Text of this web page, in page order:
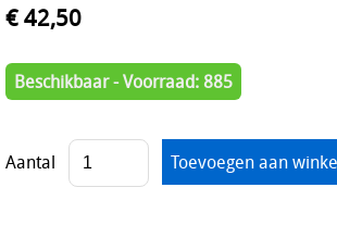
€ 42,50
Beschikbaar - Voorraad: 885
Aantal